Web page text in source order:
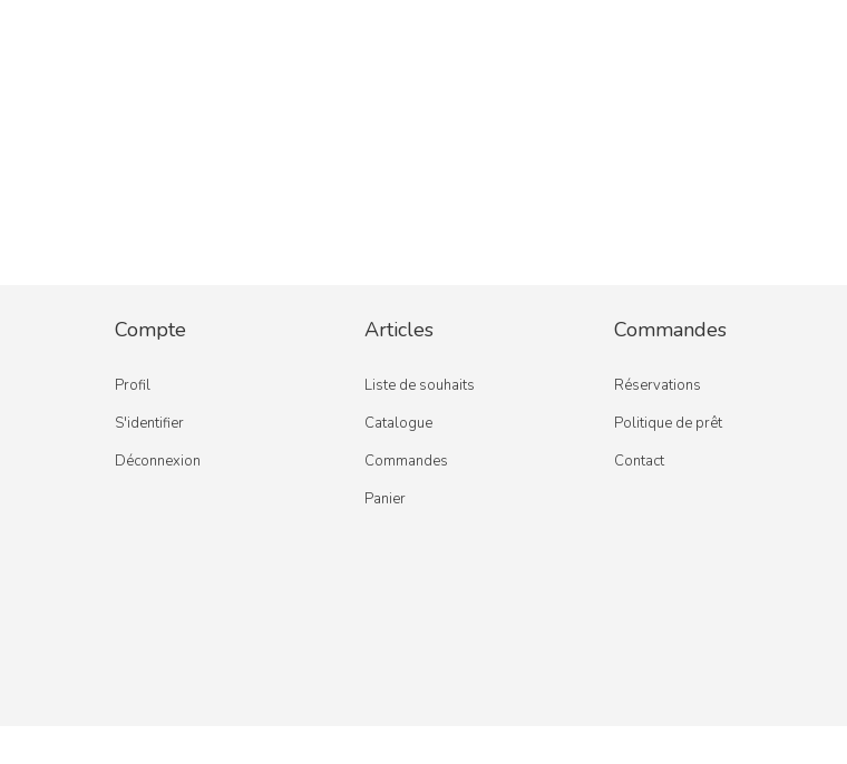
Compte
Profil
S'identifier
Déconnexion
Articles
Liste de souhaits
Catalogue
Commandes
Panier
Commandes
Réservations
Politique de prêt
Contact